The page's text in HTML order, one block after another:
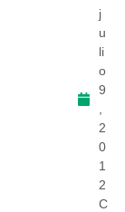
j
u
li
o
9
2
0
1
2
C